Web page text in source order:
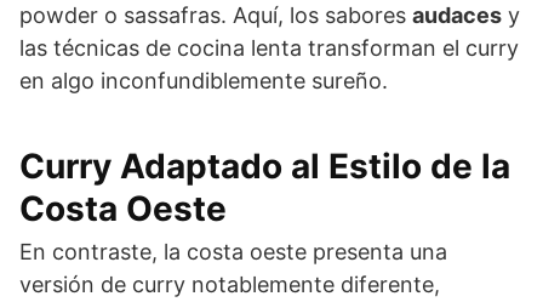
powder o sassafras. Aquí, los sabores audaces y
las técnicas de cocina lenta transforman el curry
en algo inconfundiblemente sureño.
Curry Adaptado al Estilo de la
Costa Oeste
En contraste, la costa oeste presenta una
versión de curry notablemente diferente,